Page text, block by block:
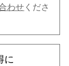
わせ くださ
に